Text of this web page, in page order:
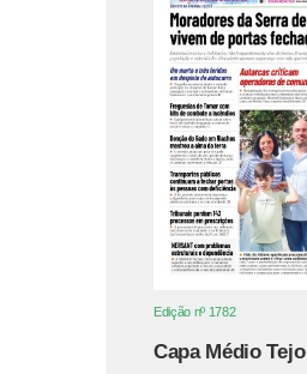
Edição nº 1782
Capa Médio Tejo